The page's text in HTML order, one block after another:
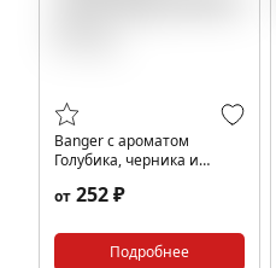
Banger с ароматом
Голубика, черника и
от 252 ₽
Подробнее